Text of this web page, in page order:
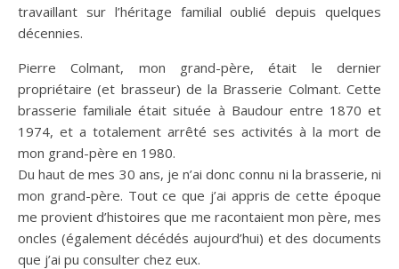
travaillant sur l’héritage familial oublié depuis quelques
décennies.
Pierre Colmant, mon grand-père, était le dernier
propriétaire (et brasseur) de la Brasserie Colmant. Cette
brasserie familiale était située à Baudour entre 1870 et
1974, et a totalement arrêté ses activités à la mort de
mon grand-père en 1980.
Du haut de mes 30 ans, je n’ai donc connu ni la brasserie, ni
mon grand-père. Tout ce que j’ai appris de cette époque
me provient d’histoires que me racontaient mon père, mes
oncles (également décédés aujourd’hui) et des documents
que j’ai pu consulter chez eux.